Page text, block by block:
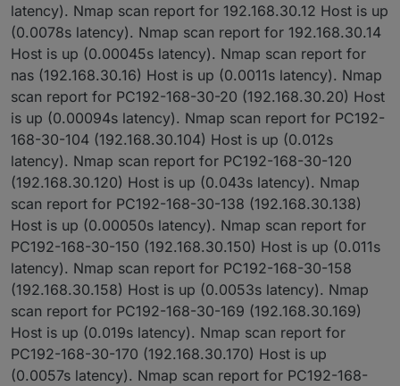
latency). Nmap scan report for 192.168.30.12 Host is up
(0.0078s latency). Nmap scan report for 192.168.30.14
Host is up (0.00045s latency). Nmap scan report for
nas (192.168.30.16) Host is up (0.0011s latency). Nmap
scan report for PC192-168-30-20 (192.168.30.20) Host
is up (0.00094s latency). Nmap scan report for PC192-
168-30-104 (192.168.30.104) Host is up (0.012s
latency). Nmap scan report for PC192-168-30-120
(192.168.30.120) Host is up (0.043s latency). Nmap
scan report for PC192-168-30-138 (192.168.30.138)
Host is up (0.00050s latency). Nmap scan report for
PC192-168-30-150 (192.168.30.150) Host is up (0.011s
latency). Nmap scan report for PC192-168-30-158
(192.168.30.158) Host is up (0.0053s latency). Nmap
scan report for PC192-168-30-169 (192.168.30.169)
Host is up (0.019s latency). Nmap scan report for
PC192-168-30-170 (192.168.30.170) Host is up
(0.0057s latency). Nmap scan report for PC192-168-